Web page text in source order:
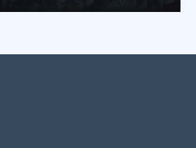
de arándanos frescos